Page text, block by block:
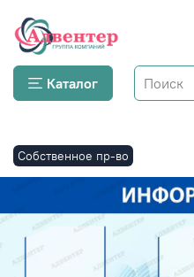
Каталог
Собственное пр-во